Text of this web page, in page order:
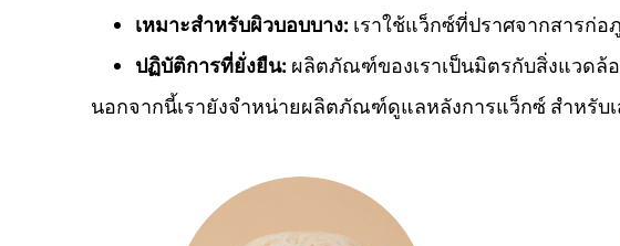
เหมาะสำหรับผิวบอบบาง: เราใช้แว็กซ์ที่ปราศจากสารก่
ปฏิบัติการที่ยั่งยืน: ผลิตภัณฑ์ของเราเป็นมิตรกับสิ่งแวดล้
นอกจากนี้เรายังจำหน่ายผลิตภัณฑ์ดูแลหลังการแว็กซ์ สำหรับ